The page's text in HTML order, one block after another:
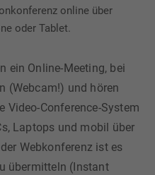
online über
oder Tablet.
ein Online-Meeting, bei
(Webcam!) und hören
Video-Conference-System
Laptops und mobil über
Webkonferenz ist es
übermitteln (Instant